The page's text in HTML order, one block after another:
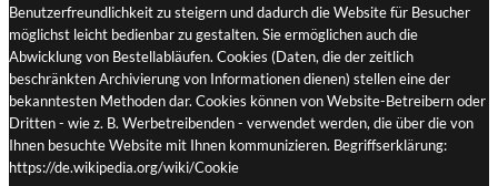
Benutzerfreundlichkeit zu steigern und dadurch die Website für Besucher
möglichst leicht bedienbar zu gestalten. Sie ermöglichen auch die
Abwicklung von Bestellabläufen. Cookies (Daten, die der zeitlich
beschränkten Archivierung von Informationen dienen) stellen eine der
bekanntesten Methoden dar. Cookies können von Website-Betreibern oder
Dritten - wie z. B. Werbetreibenden - verwendet werden, die über die von
Ihnen besuchte Website mit Ihnen kommunizieren. Begriffserklärung:
https://de.wikipedia.org/wiki/Cookie